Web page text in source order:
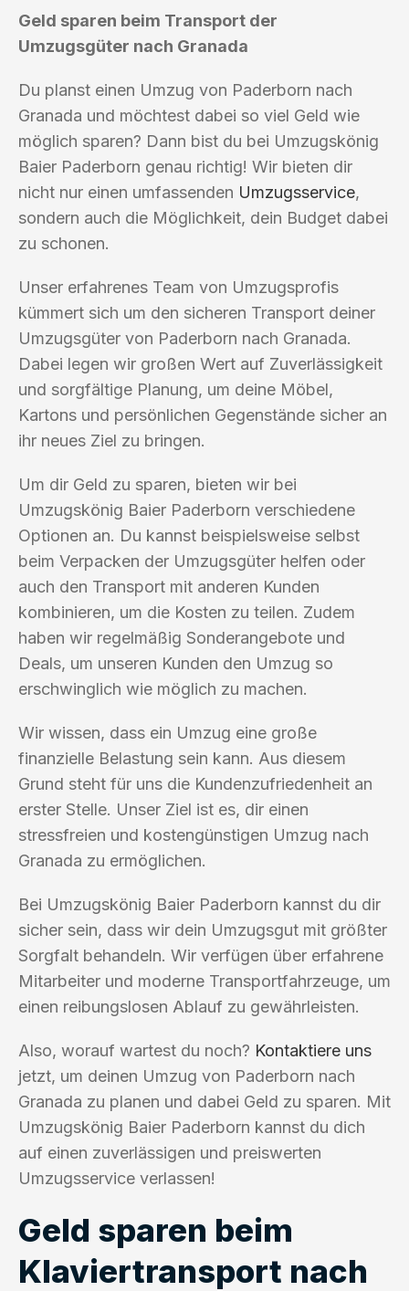
Geld sparen beim Transport der
Umzugsgüter nach Granada
Du planst einen Umzug von Paderborn nach
Granada und möchtest dabei so viel Geld wie
möglich sparen? Dann bist du bei Umzugskönig
Baier Paderborn genau richtig! Wir bieten dir
nicht nur einen umfassenden Umzugsservice,
sondern auch die Möglichkeit, dein Budget dabei
zu schonen.
Unser erfahrenes Team von Umzugsprofis
kümmert sich um den sicheren Transport deiner
Umzugsgüter von Paderborn nach Granada.
Dabei legen wir großen Wert auf Zuverlässigkeit
und sorgfältige Planung, um deine Möbel,
Kartons und persönlichen Gegenstände sicher an
ihr neues Ziel zu bringen.
Um dir Geld zu sparen, bieten wir bei
Umzugskönig Baier Paderborn verschiedene
Optionen an. Du kannst beispielsweise selbst
beim Verpacken der Umzugsgüter helfen oder
auch den Transport mit anderen Kunden
kombinieren, um die Kosten zu teilen. Zudem
haben wir regelmäßig Sonderangebote und
Deals, um unseren Kunden den Umzug so
erschwinglich wie möglich zu machen.
Wir wissen, dass ein Umzug eine große
finanzielle Belastung sein kann. Aus diesem
Grund steht für uns die Kundenzufriedenheit an
erster Stelle. Unser Ziel ist es, dir einen
stressfreien und kostengünstigen Umzug nach
Granada zu ermöglichen.
Bei Umzugskönig Baier Paderborn kannst du dir
sicher sein, dass wir dein Umzugsgut mit größter
Sorgfalt behandeln. Wir verfügen über erfahrene
Mitarbeiter und moderne Transportfahrzeuge, um
einen reibungslosen Ablauf zu gewährleisten.
Also, worauf wartest du noch? Kontaktiere uns
jetzt, um deinen Umzug von Paderborn nach
Granada zu planen und dabei Geld zu sparen. Mit
Umzugskönig Baier Paderborn kannst du dich
auf einen zuverlässigen und preiswerten
Umzugsservice verlassen!
Geld sparen beim
Klaviertransport nach